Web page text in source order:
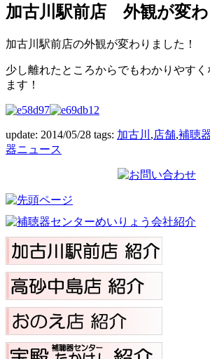
加古川駅前店 外観が変わ
加古川駅前店の外観が変わりました！
少し離れたところからでもわかりやす
ます！
update: 2014/05/28 tags: 加古川 ,店舗,補聴
器ニュース